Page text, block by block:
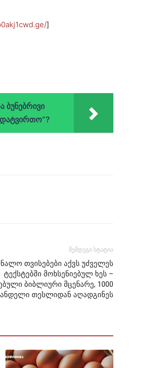
]
ბუნებრივი
შემდეგი სტატია
თვისებები აქვს უძველეს
ტექსტებში მოხსენიებულ ხეს –
ბიბლიური მცენარე, 1000
თესლიდან აღადგინეს